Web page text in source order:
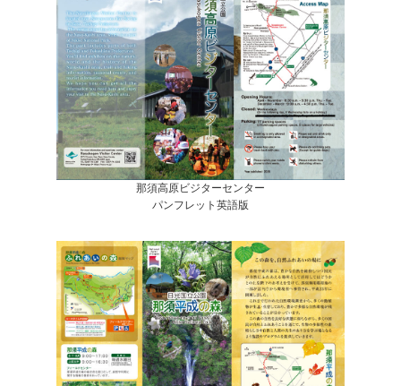
那須高原ビジターセンター
パンフレット英語版